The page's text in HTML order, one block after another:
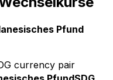
Pfund
currency pair